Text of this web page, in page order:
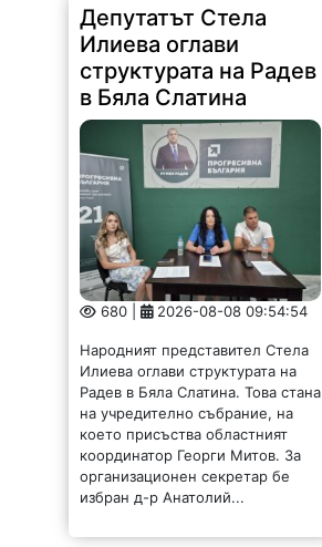
Депутатът Стела
Илиева оглави
структурата на Радев
в Бяла Слатина
680 | 2026-08-08 09:54:54
Народният представител Стела
Илиева оглави структурата на
Радев в Бяла Слатина. Това стана
на учредително събрание, на
което присъства областният
координатор Георги Митов. За
организационен секретар бе
избран д-р Анатолий...